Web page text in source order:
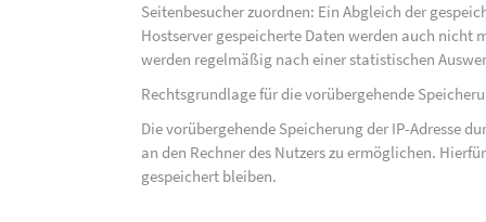
Seitenbesucher zuordnen: Ein Abgleich der
Hostserver gespeicherte Daten werden auch nicht
werden regelmäßig nach einer statistischen
Rechtsgrundlage für die vorübergehende
Die vorübergehende Speicherung der IP-Adresse
an den Rechner des Nutzers zu ermöglichen.
gespeichert bleiben.